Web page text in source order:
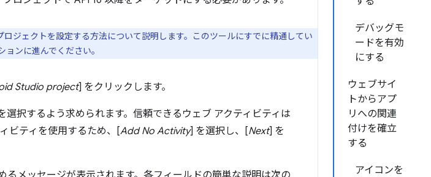
デバッグモ
ードを有効
にする
ウェブサイ
トからアプ
リへの関連
付けを確立
する
アイコンを
ジェクトを設定する方法について説明します。このツールにすでに精通してい
ョンに進んでください。
Studio project] をクリックします。
択するよう求められます。信頼できるウェブ アクティビティは
ビティを使用するため、[Add No Activity] を選択し、[Next] を